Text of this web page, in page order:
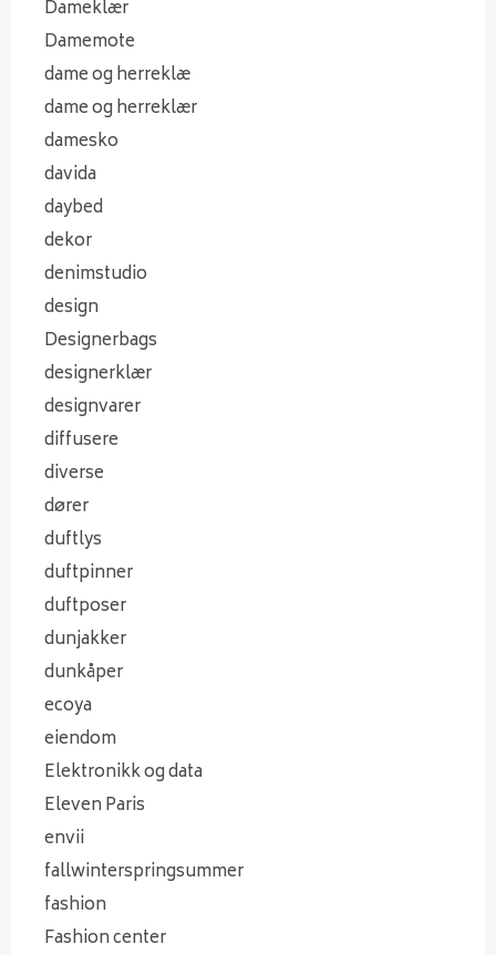
Dameklær
Damemote
dame og herreklæ
dame og herreklær
damesko
davida
daybed
dekor
denimstudio
design
Designerbags
designerklær
designvarer
diffusere
diverse
dører
duftlys
duftpinner
duftposer
dunjakker
dunkåper
ecoya
eiendom
Elektronikk og data
Eleven Paris
envii
fallwinterspringsummer
fashion
Fashion center